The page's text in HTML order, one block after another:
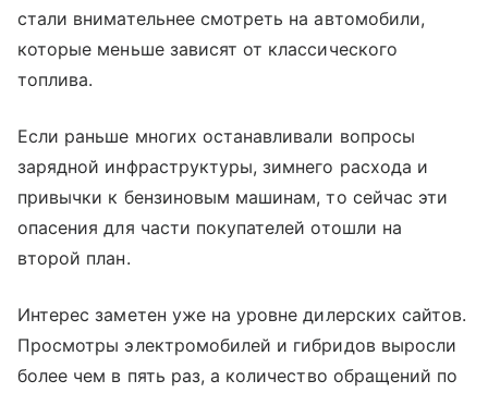
стали внимательнее смотреть на автомобили,
которые меньше зависят от классического
топлива.
Если раньше многих останавливали вопросы
зарядной инфраструктуры, зимнего расхода и
привычки к бензиновым машинам, то сейчас эти
опасения для части покупателей отошли на
второй план.
Интерес заметен уже на уровне дилерских сайтов.
Просмотры электромобилей и гибридов выросли
более чем в пять раз, а количество обращений по